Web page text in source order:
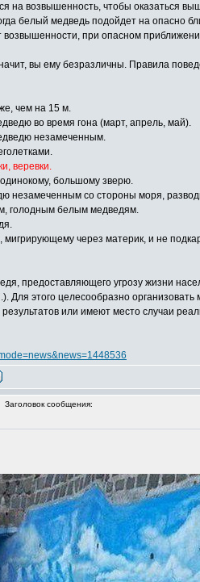
на возвышенность, чтобы оказаться
белый медведь подойдет на опасно
возвышенности, при опасном
вы ему безразличны. Правила
чем на 15 м.
во время гона (март, апрель, май).
незамеченным.
веревки.
большому зверю.
незамеченным со стороны моря,
голодным белым медведям.
мигрирующему через материк, и не
предоставляющего угрозу жизни
Для этого целесообразно
или имеют место случаи
Заголовок сообщения: